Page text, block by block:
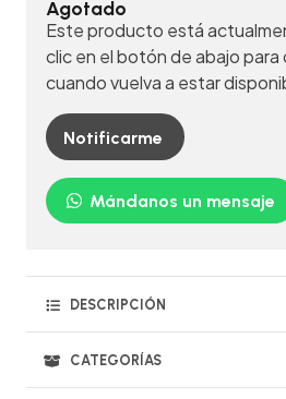
Agotado
Este producto está
clic en el botón de abajo para
cuando vuelva a estar
Notificarme
Mándanos un mensaje
DESCRIPCIÓN
CATEGORÍAS